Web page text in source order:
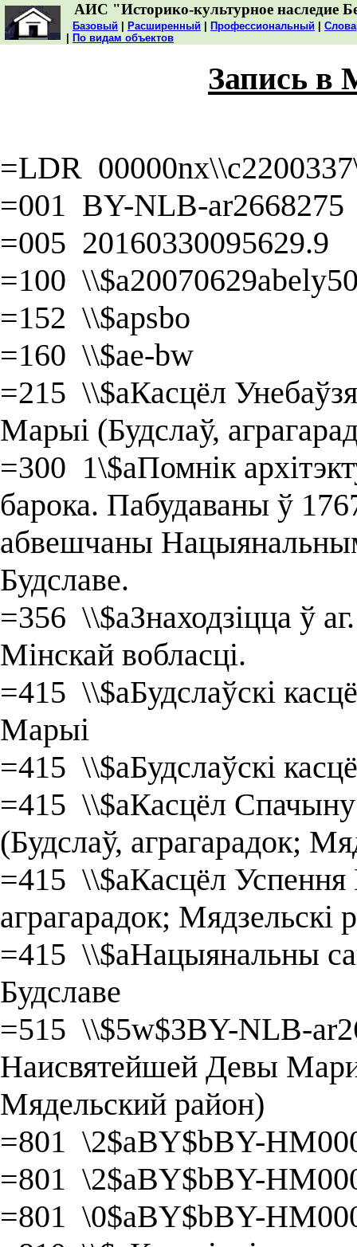
АИС "Историко-культурное наследие
Базовый Расширенный Профессиональный
По видам объектов
Запись в
=LDR
=001 BY-NLB-ar2668275
=005 20160330095629.9
=100
=152 \\$apsbo
=160 \\$ae-bw
=215 \\$aКасцёл
Марыі (Будслаў,
=300 1\$aПомнік
барока. Пабудаваны ў
абвешчаны
Будславе.
=356 \\$aЗнаходзіцца ў
Мінскай вобласці.
=415 \\$aБудслаўскі
Марыі
=415 \\$aБудслаўскі
=415 \\$aКасцёл
(Будслаў, аграгарадок;
=415 \\$aКасцёл
аграгарадок; Мядзельскі
=415 \\$aНацыянальны
Будславе
=515 \\$5w$3BY-NLB-
Наисвятейшей Девы
Мядельский район)
=801 \2$aBY$bBY-
=801 \2$aBY$bBY-
=801 \0$aBY$bBY-